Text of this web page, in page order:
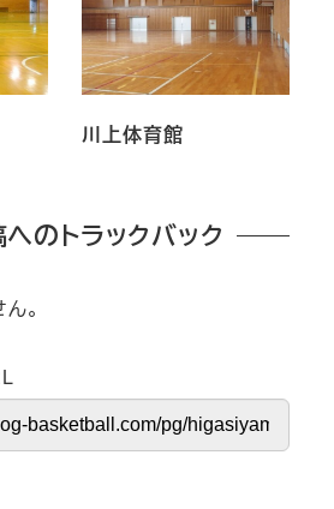
川上体育館
のトラックバック
。